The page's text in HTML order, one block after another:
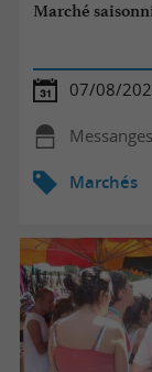
Marché
07/08/
Messanges
Marchés